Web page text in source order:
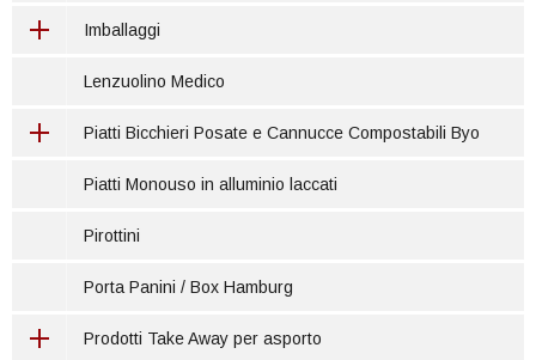
Imballaggi
Lenzuolino Medico
Piatti Bicchieri Posate e Cannucce Compostabili Byo
Piatti Monouso in alluminio laccati
Pirottini
Porta Panini / Box Hamburg
Prodotti Take Away per asporto